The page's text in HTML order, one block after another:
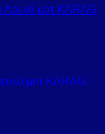
ματ KARAG